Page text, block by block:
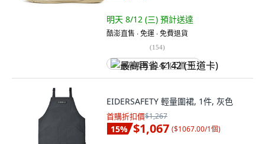
明天 8/12 (三) 預計送達
酷澎直售 ∙ 免運 ∙ 免費退貨
(154)
最高再省 $142 (王道卡)
EIDERSAFETY 輕量圍裙, 1件, 灰色
首購折扣價$1,267
15% $1,067 ($1067.00/1個)